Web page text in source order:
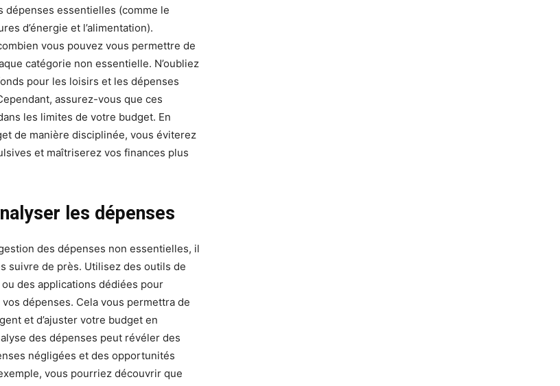
dépenses essentielles (comme le
d’énergie et l’alimentation).
vous pouvez vous permettre de
catégorie non essentielle. N’oubliez
pour les loisirs et les dépenses
assurez-vous que ces
les limites de votre budget. En
de manière disciplinée, vous éviterez
et maîtriserez vos finances plus
les dépenses
des dépenses non essentielles, il
suivre de près. Utilisez des outils de
des applications dédiées pour
dépenses. Cela vous permettra de
et d’ajuster votre budget en
des dépenses peut révéler des
négligées et des opportunités
vous pourriez découvrir que